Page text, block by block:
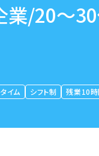
業/20～
イム シフト制 残業10